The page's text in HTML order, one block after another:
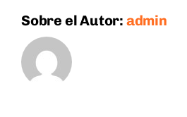
Sobre el Autor: admin